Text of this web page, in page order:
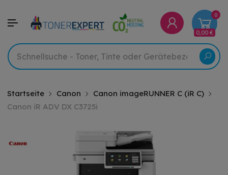
0
0,00 €
Startseite Canon
Canon imageRUNNER C (iR C)
Canon iR ADV DX C3725i